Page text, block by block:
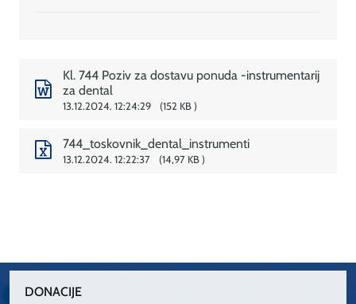
Kl. 744 Poziv za dostavu ponuda -instrumentarij
za dental
13.12.2024. 12:24:29 152 KB
744_toskovnik_dental_instrumenti
13.12.2024. 12:22:37 14,97 KB
DONACIJE